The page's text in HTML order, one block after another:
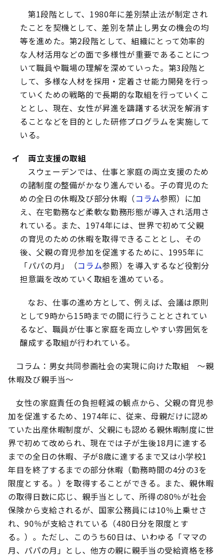
第1段階として、1980年に差別禁止法が制定され
たことを契機として、差別を禁止し男女の機会の均
等を進めた。第2段階として、組織にとって効率的
な人材活用などの面で多様性が重要であることにつ
いて職員や職場の理解を深めていった。第3段階と
して、多様な人材を採用・定着させ能力開発を行っ
ていくための戦略的で長期的な取組を行っていくこ
ととし、現在、女性が昇進を躊躇する状況を解消す
ることなどを目的とした研修プログラムを実施して
いる。
イ 両立支援の取組
スウェーデンでは、仕事と家庭の両立支援のため
の諸制度の整備がかなり進んでいる。子の育児のた
めの全日の休暇及び部分休暇（コラム参照）に加
え、在宅勤務など柔軟な勤務形態が導入され活用さ
れている。また、1974年には、世界で初めて父親
の育児のための休暇を取得できることとし、その
後、父親の育児参加を促進するために、1995年に
「パパの月」（コラム参照）を導入するなど役割分
担意識を改めていく取組を進めている。
なお、仕事の進め方として、例えば、会議は原則
として9時から15時までの間に行うこととされてい
るなど、職員が仕事と家庭を両立しやすい雰囲気を
醸成する取組が行われている。
コラム：男女共同参画社会の実現に向けた取組 ～親
休暇及び親手当～
女性の家庭責任の負担軽減の観点から、父親の育児参
加を促進するため、1974年に、従来、母親だけに認め
ていた出産休暇制度が、父親にも認める親休暇制度に世
界で初めて改められ、現在では子が生後18月に達する
までの全日の休暇、子が8歳に達するまで又は小学校1
年目を終了するまでの部分休暇（勤務時間の4分の3を
限度とする。）を取得することができる。また、親休暇
の取得日数に応じ、親手当として、所得の80％が社会
保険から支給されるが、国家公務員には10％上乗せさ
れ、90％が支給されている（480日分を限度とす
る。）。ただし、このうち60日は、いわゆる「ママの
月、パパの月」とし、他方の親に親手当の受給資格を移